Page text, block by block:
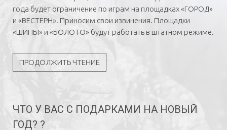
года будет ограничение по играм на площадках «ГОРОД»
и «ВЕСТЕРН». Приносим свои извинения. Площадки
«ШИНЫ» и «БОЛОТО» будут работать в штатном режиме.
ПРОДОЛЖИТЬ ЧТЕНИЕ
ЧТО У ВАС С ПОДАРКАМИ НА НОВЫЙ
ГОД? ?